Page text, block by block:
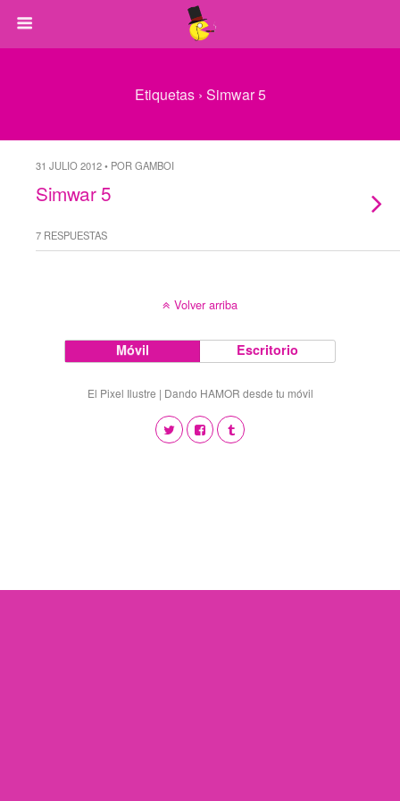
Etiquetas › Simwar 5
31 JULIO 2012 • POR GAMBOI
Simwar 5
7 RESPUESTAS
Volver arriba
Móvil Escritorio
El Pixel Ilustre | Dando HAMOR desde tu móvil